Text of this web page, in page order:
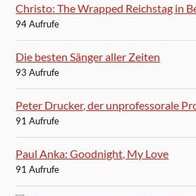
Christo: The Wrapped Reichstag in
94 Aufrufe
Die besten Sänger aller Zeiten
93 Aufrufe
Peter Drucker, der unprofessorale
91 Aufrufe
Paul Anka: Goodnight, My Love
91 Aufrufe